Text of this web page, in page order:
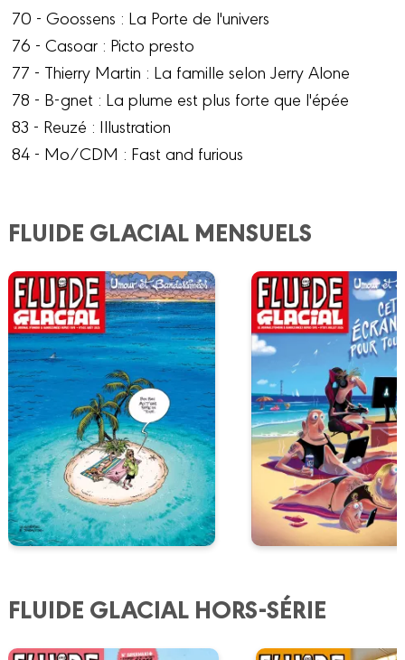
70 - Goossens : La Porte de l'univers
76 - Casoar : Picto presto
77 - Thierry Martin : La famille selon Jerry Alone
78 - B-gnet : La plume est plus forte que l'épée
83 - Reuzé : Illustration
84 - Mo/CDM : Fast and furious
FLUIDE GLACIAL MENSUELS
FLUIDE GLACIAL HORS-SÉRIE